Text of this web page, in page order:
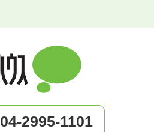
04-2995-1101